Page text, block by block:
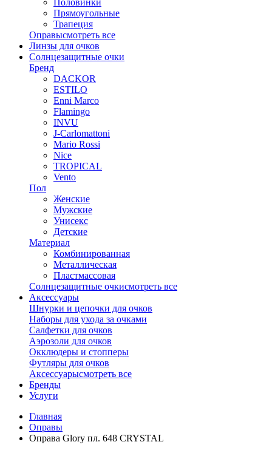
Прямоугольные
Трапеция
Оправысмотреть все
Линзы для очков
Солнцезащитные очки
Бренд
DACKOR
ESTILO
Enni Marco
Flamingo
INVU
J-Carlomattoni
Mario Rossi
Nice
TROPICAL
Vento
Пол
Женские
Мужские
Унисекс
Детские
Материал
Комбинированная
Металлическая
Пластмассовая
Солнцезащитные очкисмотреть все
Аксессуары
Шнурки и цепочки для очков
Наборы для ухода за очками
Салфетки для очков
Аэрозоли для очков
Окклюдеры и стопперы
Футляры для очков
Аксессуарысмотреть все
Бренды
Услуги
Главная
Оправы
Оправа Glory пл. 648 CRYSTAL